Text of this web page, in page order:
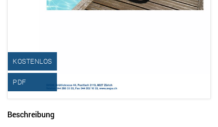
KOSTENLOS
PDF
Beschreibung